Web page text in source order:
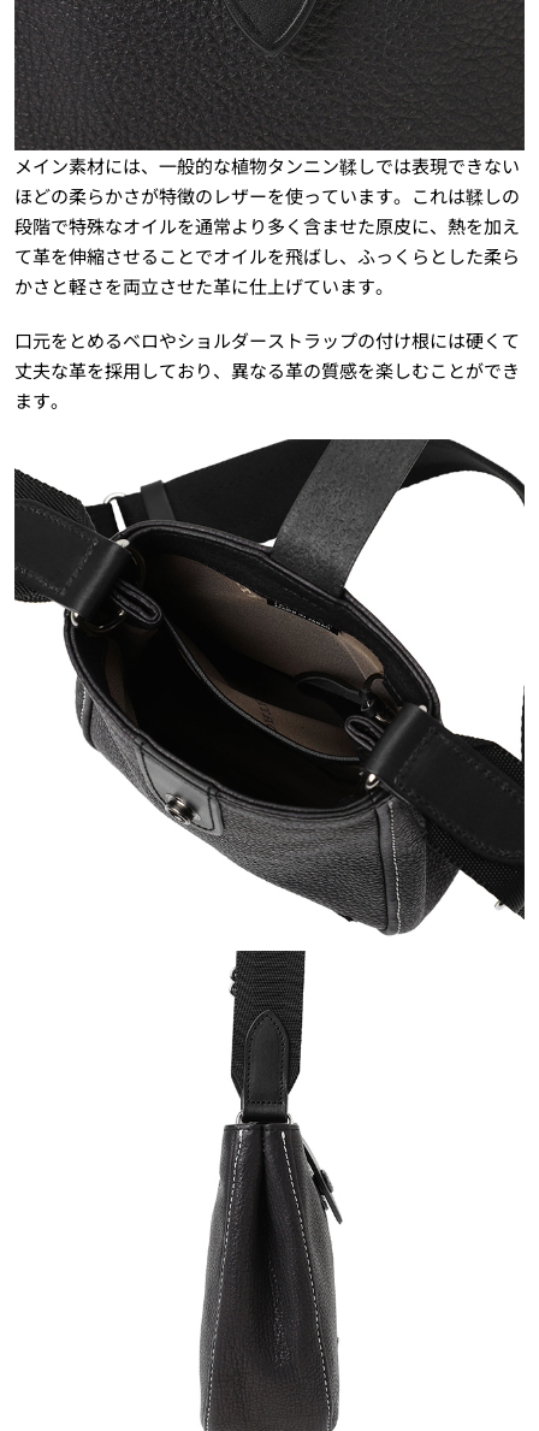
メイン素材には、一般的な植物タンニン鞣しでは表現できない
ほどの柔らかさが特徴のレザーを使っています。これは鞣しの
段階で特殊なオイルを通常より多く含ませた原皮に、熱を加え
て革を伸縮させることでオイルを飛ばし、ふっくらとした柔ら
かさと軽さを両立させた革に仕上げています。
口元をとめるベロやショルダーストラップの付け根には硬くて
丈夫な革を採用しており、異なる革の質感を楽しむことができ
ます。